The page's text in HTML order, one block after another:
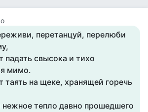
перетанцуй, перелюби
падать свысока и тихо
мимо.
таять на щеке, хранящей горечь
тепло давно прошедшего